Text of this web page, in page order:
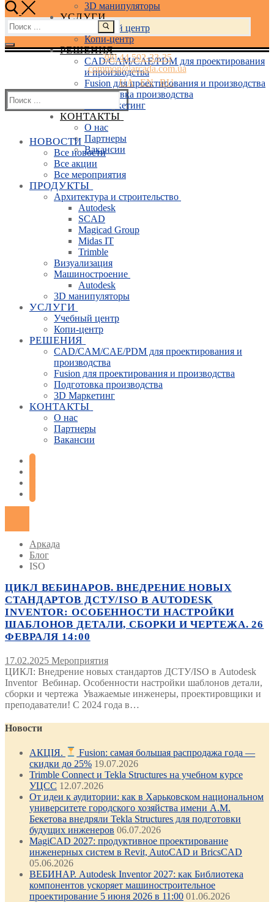
3D манипуляторы
УСЛУГИ
Учебный центр
Копи-центр
РЕШЕНИЯ
CAD/CAM/CAE/PDM для проектирования
и производства
Fusion для проектирования и производства
Подготовка производства
3D Маркетинг
КОНТАКТЫ
О нас
Партнеры
Вакансии
Найти:
380 44 502-33-35
common@arcada.com.ua
UA EN RU
Найти:
НОВОСТИ
Все новости
Все акции
Все мероприятия
ПРОДУКТЫ
Архитектура и строительство
Autodesk
SCAD
Magicad Group
Midas IT
Trimble
Визуализация
Машиностроение
Autodesk
3D манипуляторы
УСЛУГИ
Учебный центр
Копи-центр
РЕШЕНИЯ
CAD/CAM/CAE/PDM для проектирования и
производства
Fusion для проектирования и производства
Подготовка производства
3D Маркетинг
КОНТАКТЫ
О нас
Партнеры
Вакансии
Аркада
Блог
ISO
ЦИКЛ ВЕБИНАРОВ. ВНЕДРЕНИЕ НОВЫХ
СТАНДАРТОВ ДСТУ/ISO В AUTODESK
INVENTOR: ОСОБЕННОСТИ НАСТРОЙКИ
ШАБЛОНОВ ДЕТАЛИ, СБОРКИ И ЧЕРТЕЖА. 26
ФЕВРАЛЯ 14:00
17.02.2025 Мероприятия
ЦИКЛ: Внедрение новых стандартов ДСТУ/ISO в Autodesk
Inventor Вебинар. Особенности настройки шаблонов детали,
сборки и чертежа Уважаемые инженеры, проектировщики и
преподаватели! С 2024 года в…
Новости
АКЦІЯ.
Fusion: самая большая распродажа года —
скидки до 25% 19.07.2026
Trimble Connect и Tekla Structures на учебном курсе
УЦСС 12.07.2026
От идеи к аудитории: как в Харьковском национальном
университете городского хозяйства имени А.М.
Бекетова внедряли Tekla Structures для подготовки
будущих инженеров 06.07.2026
MagiCAD 2027: продуктивное проектирование
инженерных систем в Revit, AutoCAD и BricsCAD
05.06.2026
ВЕБИНАР. Autodesk Inventor 2027: как Библиотека
компонентов ускоряет машиностроительное
проектирование 5 июня 2026 в 11:00 01.06.2026